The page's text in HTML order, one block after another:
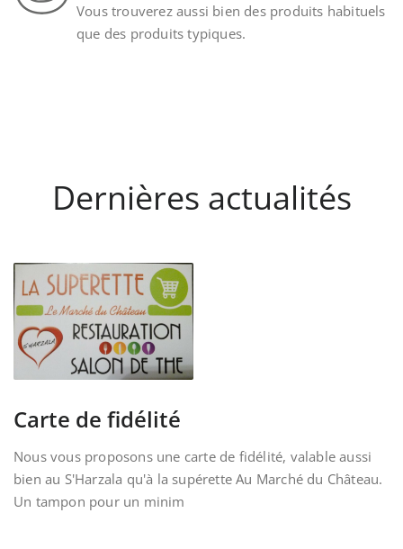
Vous trouverez aussi bien des produits habituels
que des produits typiques.
Dernières actualités
Carte de fidélité
Nous vous proposons une carte de fidélité, valable aussi
bien au S'Harzala qu'à la supérette Au Marché du Château.
Un tampon pour un minim